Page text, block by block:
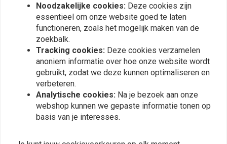
Abonneer
Noodzakelijke cookies: Deze cookies zijn
essentieel om onze website goed te laten
functioneren, zoals het mogelijk maken van de
zoekbalk.
Tracking cookies: Deze cookies verzamelen
anoniem informatie over hoe onze website wordt
gebruikt, zodat we deze kunnen optimaliseren en
verbeteren.
Analytische cookies: Na je bezoek aan onze
webshop kunnen we gepaste informatie tonen op
basis van je interesses.